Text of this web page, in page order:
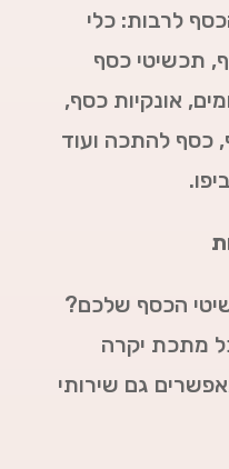
לרבות: כלי
תכשיטי כסף
אונקיות כסף,
כסף להתכה ועוד
הכסף שלכם?
מתכת יקרה
גם שירותי